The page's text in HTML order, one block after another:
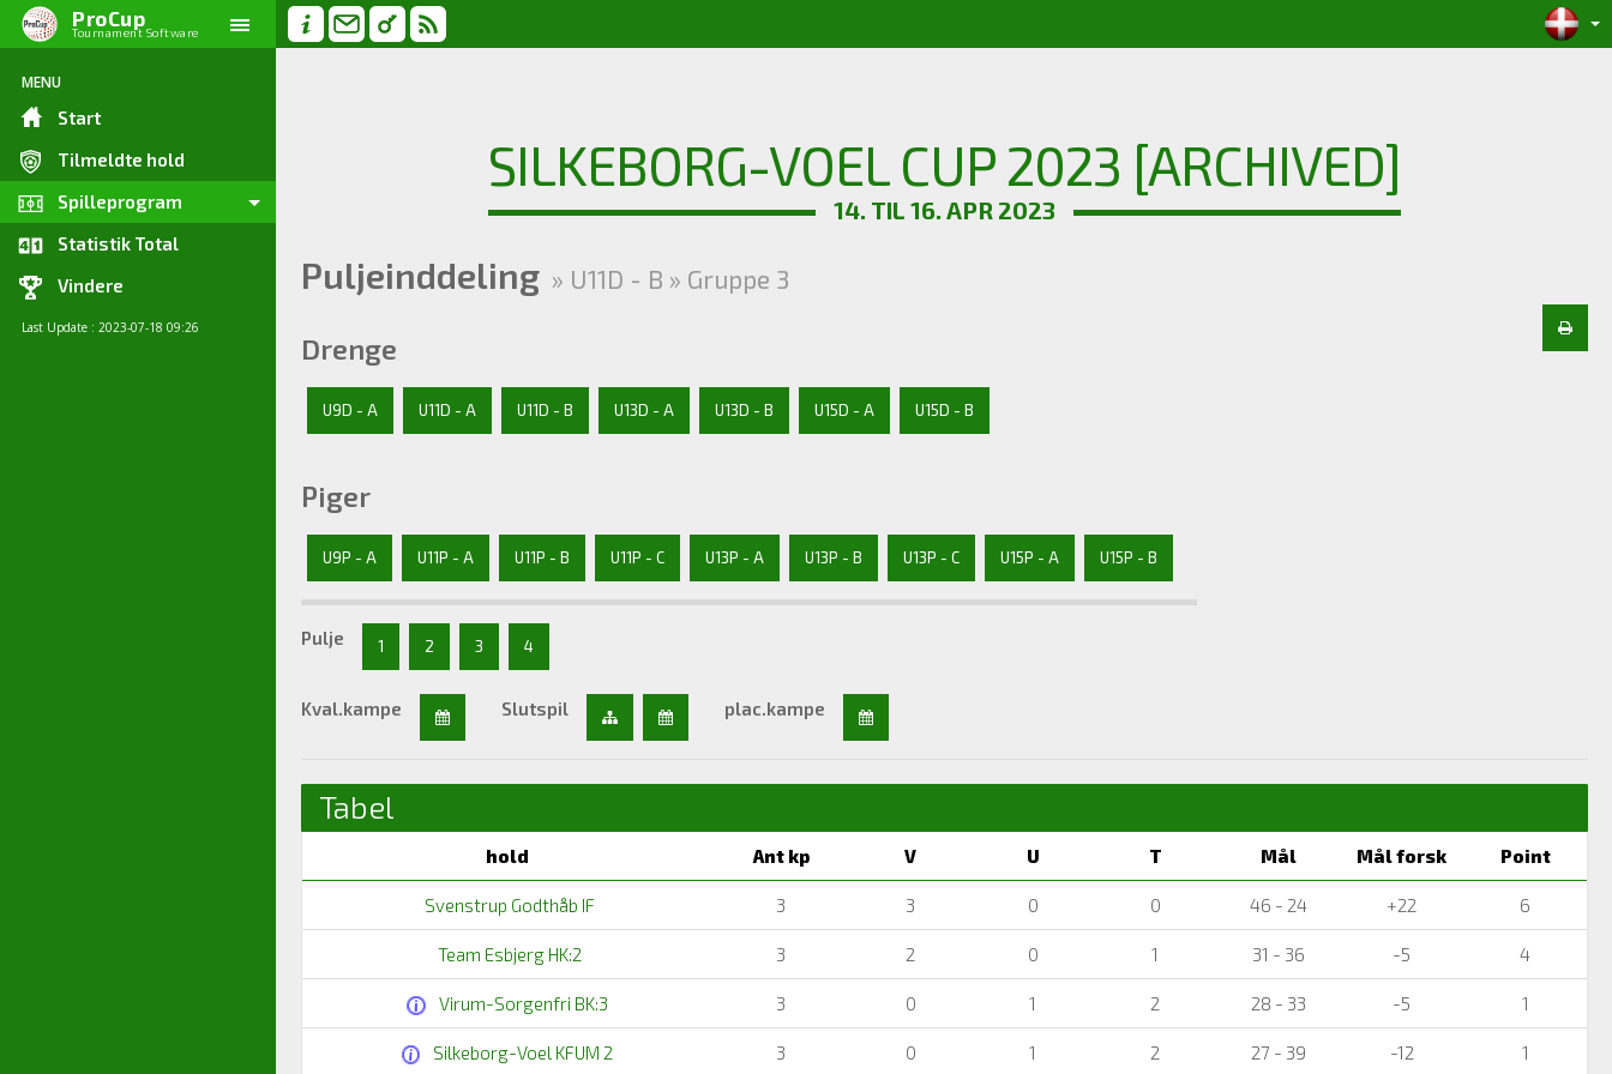
ProCup
Tournament Software
MENU
Start
Tilmeldte hold
Spilleprogram
Statistik Total
Vindere
Last Update : 2023-07-18 09:26
SILKEBORG-VOEL CUP 2023 [ARCHIVED]
14. TIL 16. APR 2023
Puljeinddeling » U11D - B » Gruppe 3
Drenge
U9D - A U11D - A U11D - B U13D - A U13D - B U15D - A U15D - B
Piger
U9P - A U11P - A U11P - B U11P - C U13P - A U13P - B U13P - C U15P - A U15P - B
Pulje 1 2 3 4
Kval.kampe Slutspil plac.kampe
Tabel
hold Ant kp V U T Mål Mål forsk Point
Svenstrup Godthåb IF 3 3 0 0 46 - 24 +22 6
Team Esbjerg HK:2 3 2 0 1 31 - 36 -5 4
Virum-Sorgenfri BK:3 3 0 1 2 28 - 33 -5 1
Silkeborg-Voel KFUM 2 3 0 1 2 27 - 39 -12 1